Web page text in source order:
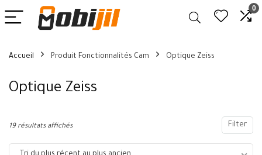
0
Accueil Produit Fonctionnalités Cam Optique Zeiss
Optique Zeiss
Filter
19 résultats affichés